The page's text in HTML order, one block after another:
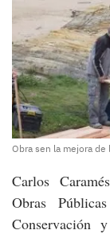
Obra sen la mejora de
Carlos
Obras
Conservación